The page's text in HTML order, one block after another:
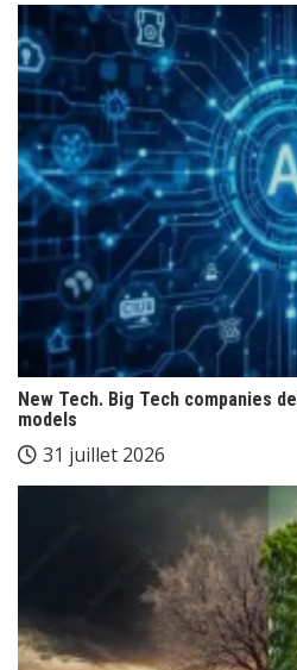
New Tech. Big Tech companies
models
31 juillet 2026